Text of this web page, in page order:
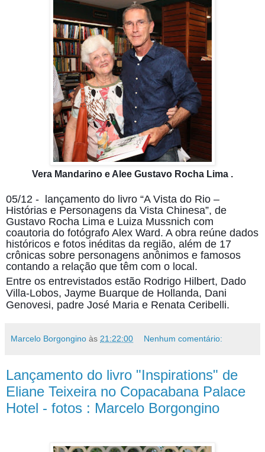
Vera Mandarino e Alee Gustavo Rocha Lima .
05/12 - lançamento do livro “A Vista do Rio –
Histórias e Personagens da Vista Chinesa”, de
Gustavo Rocha Lima e Luiza Mussnich com
coautoria do fotógrafo Alex Ward. A obra reúne dados
históricos e fotos inéditas da região, além de 17
crônicas sobre personagens anônimos e famosos
contando a relação que têm com o local.
Entre os entrevistados estão Rodrigo Hilbert, Dado
Villa-Lobos, Jayme Buarque de Hollanda, Dani
Genovesi, padre José Maria e Renata Ceribelli.
Marcelo Borgongino às 21:22:00 Nenhum comentário:
Lançamento do livro "Inspirations" de
Eliane Teixeira no Copacabana Palace
Hotel - fotos : Marcelo Borgongino